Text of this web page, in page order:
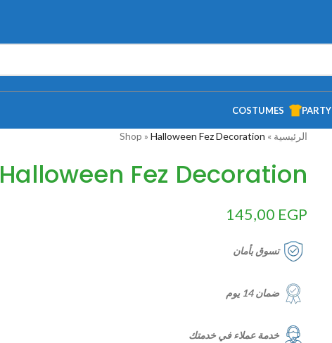
PARTY
COSTUMES
الرئيسية »
Shop » Halloween Fez Decoration
Halloween Fez Decoration
145,00 EGP
تسوق بأمان
ضمان 14 يوم
خدمة عملاء في خدمتك